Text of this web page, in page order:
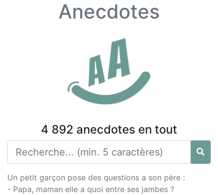
Anecdotes
4 892 anecdotes en tout
Un petit garçon pose des questions a son père :
- Papa, maman elle a quoi entre ses jambes ?